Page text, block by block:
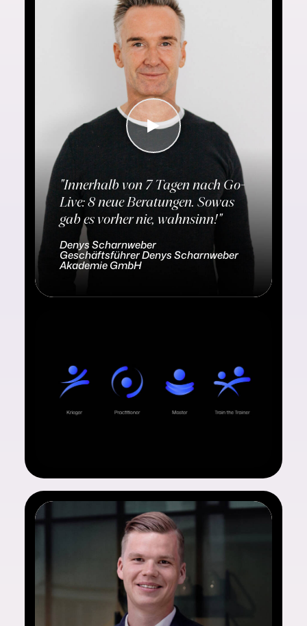
"Innerhalb von 7 Tagen nach Go-
Live: 8 neue Beratungen. Sowas
gab es vorher nie, wahnsinn!"
Denys Scharnweber
Geschäftsführer Denys Scharnweber
Akademie GmbH